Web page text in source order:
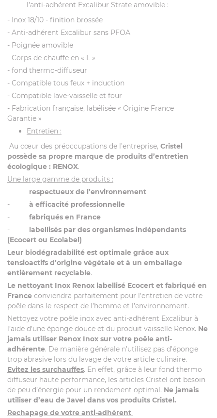
l’anti-adhérent Excalibur Strate amovible :
- Inox 18/10 - finition brossée
- Anti-adhérent Excalibur sans PFOA
- Poignée amovible
- Corps de chauffe en « L »
- fond thermo-diffuseur
- Compatible tous feux + induction
- Compatible lave-vaisselle et four
- Fabrication française, labélisée « Origine France
Garantie »
Entretien :
Au cœur des préoccupations de l’entreprise, Cristel
possède sa propre marque de produits d’entretien
écologique : RENOX.
Une large gamme de produits :
- respectueux de l’environnement
- à efficacité professionnelle
- fabriqués en France
-
labellisés par des organismes indépendants
(Ecocert ou Ecolabel)
Leur biodégradabilité est optimale grâce aux
tensioactifs d’origine végétale et à un emballage
entièrement recyclable.
Le nettoyant Inox Renox labellisé Ecocert et fabriqué en
France conviendra parfaitement pour l’entretien de votre
poêle dans le respect de l’homme et l’environnement.
Nettoyez votre poêle inox avec anti-adhérent Excalibur à
l’aide d’une éponge douce et du produit vaisselle Renox. Ne
jamais utiliser Renox Inox sur votre poêle anti-
adhérente. De manière générale n’utilisez pas d’éponge
trop abrasive lors du lavage de votre article culinaire.
Evitez les surchauffes. En effet, grâce à leur fond thermo
diffuseur haute performance, les articles Cristel ont besoin
de peu d’énergie pour un rendement optimal. Ne jamais
utiliser d’eau de Javel dans vos produits Cristel.
Rechapage de votre anti-adhérent